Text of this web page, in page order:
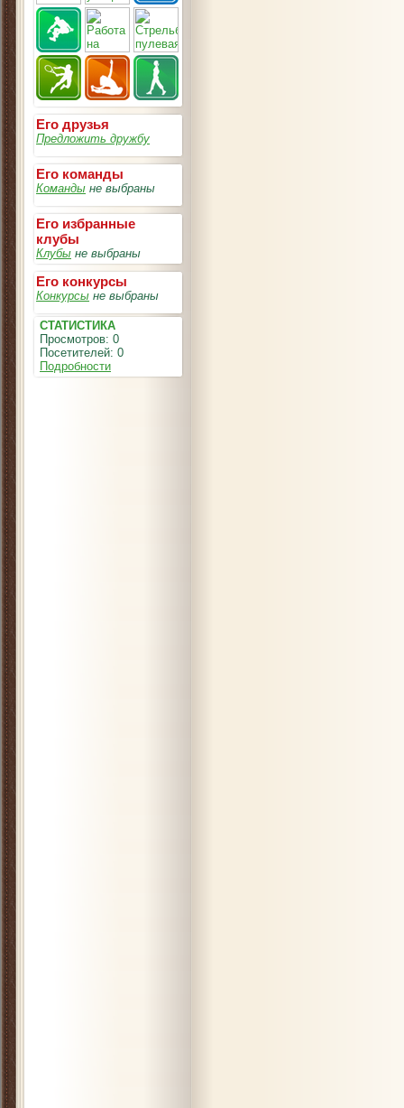
Его друзья
Предложить дружбу
Его команды
Команды не выбраны
Его избранные
клубы
Клубы не выбраны
Его конкурсы
Конкурсы не выбраны
СТАТИСТИКА
Просмотров: 0
Посетителей: 0
Подробности